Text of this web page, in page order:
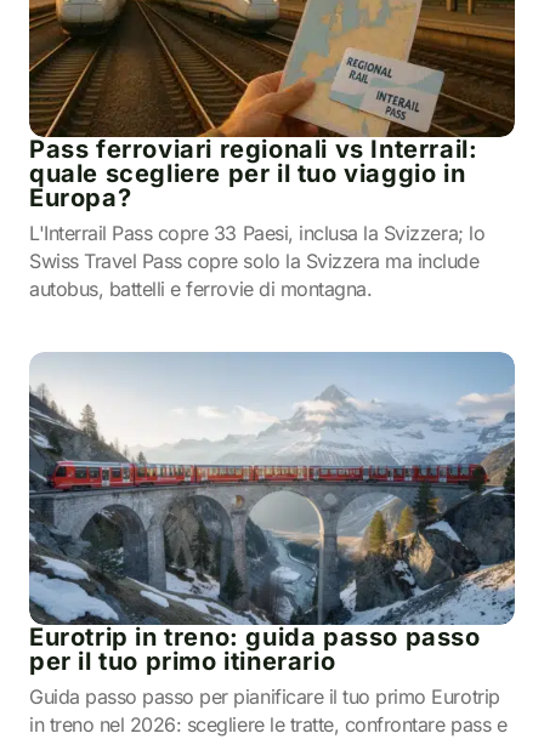
Pass ferroviari regionali vs Interrail:
quale scegliere per il tuo viaggio in
Europa?
L'Interrail Pass copre 33 Paesi, inclusa la Svizzera; lo
Swiss Travel Pass copre solo la Svizzera ma include
autobus, battelli e ferrovie di montagna.
Eurotrip in treno: guida passo passo
per il tuo primo itinerario
Guida passo passo per pianificare il tuo primo Eurotrip
in treno nel 2026: scegliere le tratte, confrontare pass e